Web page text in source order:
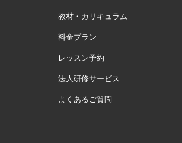
教材・カリキュラム
料金プラン
レッスン予約
法人研修サービス
よくあるご質問